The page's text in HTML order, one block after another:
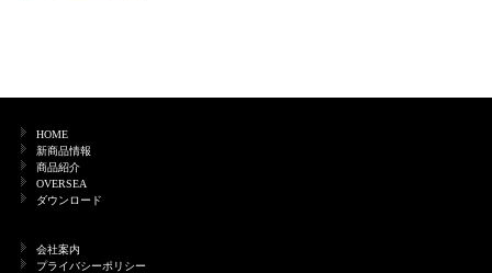
HOME
新商品情報
商品紹介
OVERSEA
ダウンロード
会社案内
プライバシーポリシー